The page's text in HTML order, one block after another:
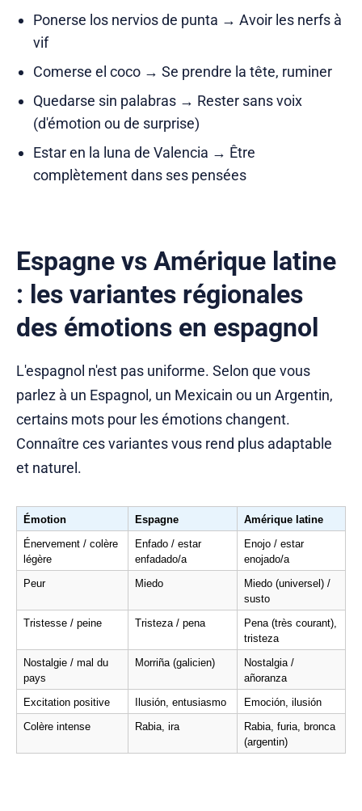
Ponerse los nervios de punta → Avoir les nerfs à
vif
Comerse el coco → Se prendre la tête, ruminer
Quedarse sin palabras → Rester sans voix
(d'émotion ou de surprise)
Estar en la luna de Valencia → Être
complètement dans ses pensées
Espagne vs Amérique latine
: les variantes régionales
des émotions en espagnol
L'espagnol n'est pas uniforme. Selon que vous
parlez à un Espagnol, un Mexicain ou un Argentin,
certains mots pour les émotions changent.
Connaître ces variantes vous rend plus adaptable
et naturel.
Émotion Espagne
Amérique latine
Énervement / colère
légère
Enfado / estar
enfadado/a
Enojo / estar
enojado/a
Peur
Miedo
Miedo (universel) /
susto
Tristesse / peine
Tristeza / pena
Pena (très courant),
tristeza
Nostalgie / mal du
pays
Morriña (galicien)
Nostalgia /
añoranza
Excitation positive
Ilusión, entusiasmo
Emoción, ilusión
Colère intense
Rabia, ira
Rabia, furia, bronca
(argentin)